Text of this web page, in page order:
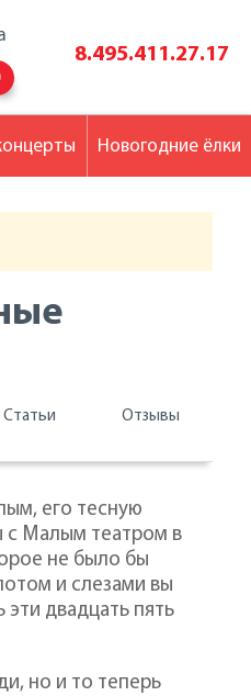
8.495.411.27.17
Статьи Отзывы
его тесную
с Малым театром в
не было бы
и слезами вы
двадцать пять
но и то теперь
Новогодние ёлки